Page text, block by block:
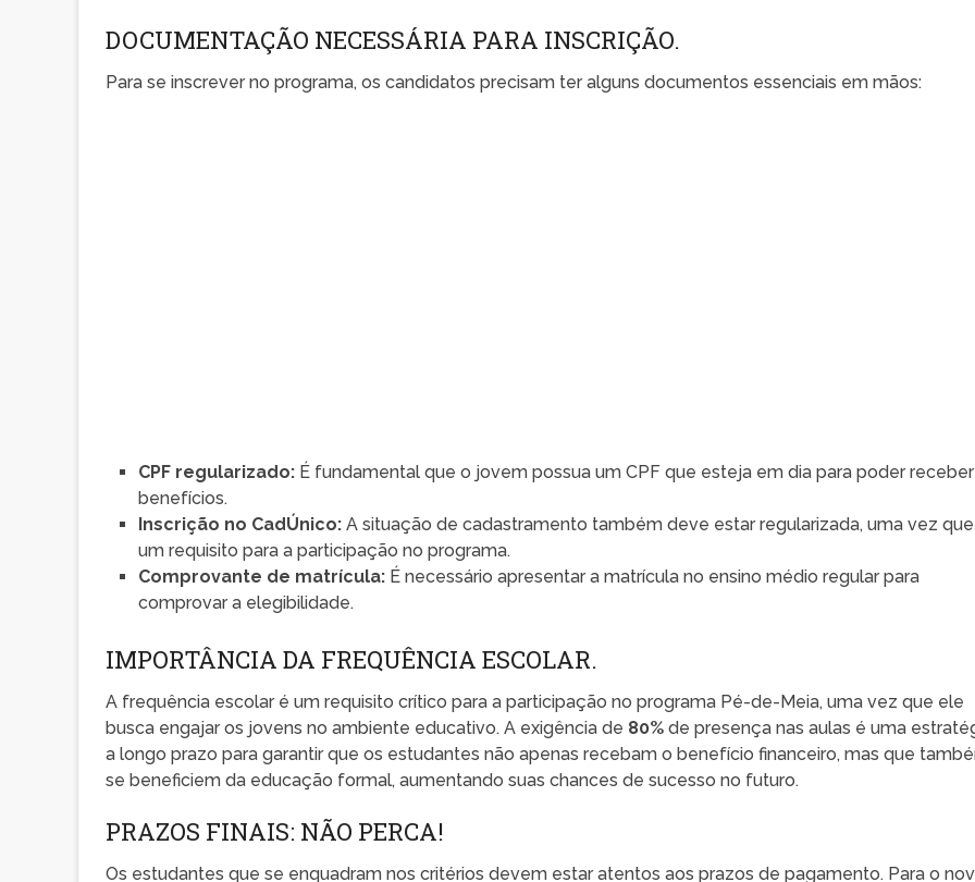
DOCUMENTAÇÃO NECESSÁRIA PARA INSCRIÇÃO.
Para se inscrever no programa, os candidatos precisam ter alguns documentos essenciais em mãos:
CPF regularizado: É fundamental que o jovem possua um CPF que esteja em dia para poder
benefícios.
Inscrição no CadÚnico: A situação de cadastramento também deve estar regularizada, uma vez
um requisito para a participação no programa.
Comprovante de matrícula: É necessário apresentar a matrícula no ensino médio regular para
comprovar a elegibilidade.
IMPORTÂNCIA DA FREQUÊNCIA ESCOLAR.
A frequência escolar é um requisito crítico para a participação no programa Pé-de-Meia, uma vez que ele
busca engajar os jovens no ambiente educativo. A exigência de 80% de presença nas aulas é uma
a longo prazo para garantir que os estudantes não apenas recebam o benefício financeiro, mas que
se beneficiem da educação formal, aumentando suas chances de sucesso no futuro.
PRAZOS FINAIS: NÃO PERCA!
Os estudantes que se enquadram nos critérios devem estar atentos aos prazos de pagamento. Para o